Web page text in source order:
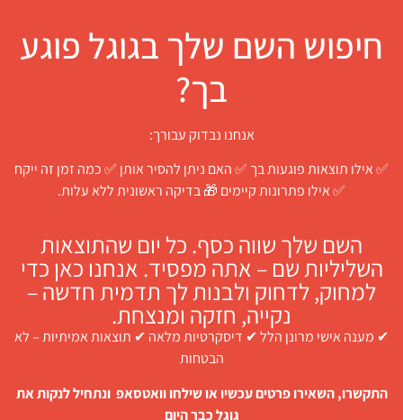
חיפוש השם שלך בגוגל פוגע
בך?
אנחנו נבדוק עבורך:
✅ אילו תוצאות פוגעות בך ✅ האם ניתן להסיר אותן ✅ כמה זמן זה ייקח
✅ אילו פתרונות קיימים 🎁 בדיקה ראשונית ללא עלות.
השם שלך שווה כסף. כל יום שהתוצאות
השליליות שם – אתה מפסיד. אנחנו כאן כדי
למחוק, לדחוק ולבנות לך תדמית חדשה –
נקייה, חזקה ומנצחת.
✔ מענה אישי מרונן הלל ✔ דיסקרטיות מלאה ✔ תוצאות אמיתיות – לא
הבטחות
התקשרו, השאירו פרטים עכשיו או שילחו וואטסאפ ונתחיל לנקות את
גוגל כבר היום